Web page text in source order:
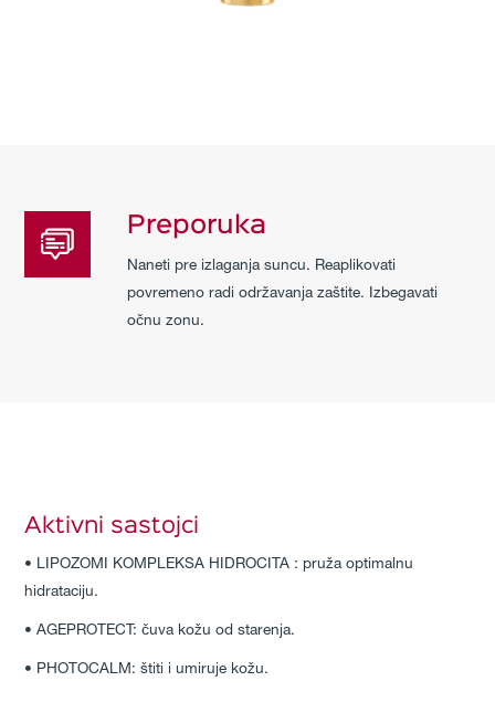
Preporuka
Naneti pre izlaganja suncu. Reaplikovati
povremeno radi održavanja zaštite. Izbegavati
očnu zonu.
Aktivni sastojci
• LIPOZOMI KOMPLEKSA HIDROCITA : pruža optimalnu
hidrataciju.
• AGEPROTECT: čuva kožu od starenja.
• PHOTOCALM: štiti i umiruje kožu.